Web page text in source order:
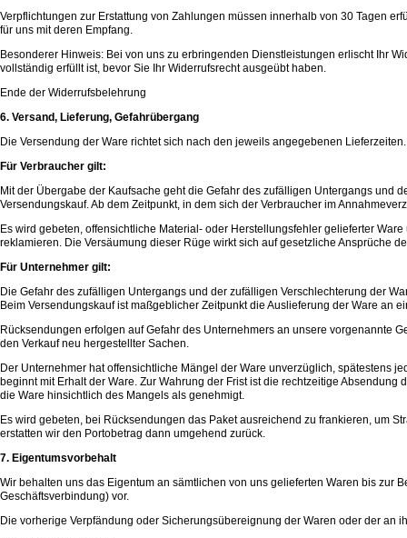
Verpflichtungen zur Erstattung von Zahlungen müssen innerhalb von 30 Tagen
für uns mit deren Empfang.
Besonderer Hinweis: Bei von uns zu erbringenden Dienstleistungen erlischt Ihr
vollständig erfüllt ist, bevor Sie Ihr Widerrufsrecht ausgeübt haben.
Ende der Widerrufsbelehrung
6. Versand, Lieferung, Gefahrübergang
Die Versendung der Ware richtet sich nach den jeweils angegebenen Lieferzeiten.
Für Verbraucher gilt:
Mit der Übergabe der Kaufsache geht die Gefahr des zufälligen Untergangs und
Versendungskauf. Ab dem Zeitpunkt, in dem sich der Verbraucher im
Es wird gebeten, offensichtliche Material- oder Herstellungsfehler gelieferter
reklamieren. Die Versäumung dieser Rüge wirkt sich auf gesetzliche Ansprüche
Für Unternehmer gilt:
Die Gefahr des zufälligen Untergangs und der zufälligen Verschlechterung der
Beim Versendungskauf ist maßgeblicher Zeitpunkt die Auslieferung der Ware an
Rücksendungen erfolgen auf Gefahr des Unternehmers an unsere vorgenannte
den Verkauf neu hergestellter Sachen.
Der Unternehmer hat offensichtliche Mängel der Ware unverzüglich, spätestens
beginnt mit Erhalt der Ware. Zur Wahrung der Frist ist die rechtzeitige
die Ware hinsichtlich des Mangels als genehmigt.
Es wird gebeten, bei Rücksendungen das Paket ausreichend zu frankieren, um
erstatten wir den Portobetrag dann umgehend zurück.
7. Eigentumsvorbehalt
Wir behalten uns das Eigentum an sämtlichen von uns gelieferten Waren bis zur
Geschäftsverbindung) vor.
Die vorherige Verpfändung oder Sicherungsübereignung der Waren oder der